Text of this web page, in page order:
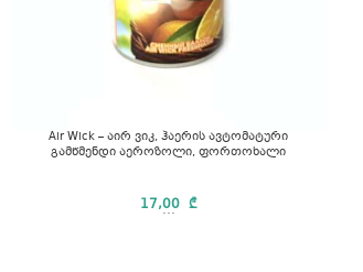
Air Wick – აირ ვიკ, ჰაერის ავტომატური
გამწმენდი აეროზოლი, ფორთოხალი
17,00₾
...